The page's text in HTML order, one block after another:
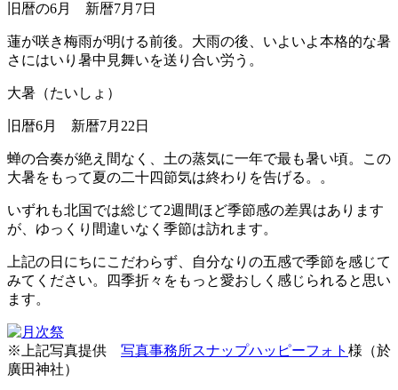
旧暦の6月 新暦7月7日
蓮が咲き梅雨が明ける前後。大雨の後、いよいよ本格的な暑
さにはいり暑中見舞いを送り合い労う。
大暑（たいしょ）
旧暦6月 新暦7月22日
蝉の合奏が絶え間なく、土の蒸気に一年で最も暑い頃。この
大暑をもって夏の二十四節気は終わりを告げる。。
いずれも北国では総じて2週間ほど季節感の差異はあります
が、ゆっくり間違いなく季節は訪れます。
上記の日にちにこだわらず、自分なりの五感で季節を感じて
みてください。四季折々をもっと愛おしく感じられると思い
ます。
※上記写真提供 写真事務所スナップハッピーフォト 様（於
廣田神社）